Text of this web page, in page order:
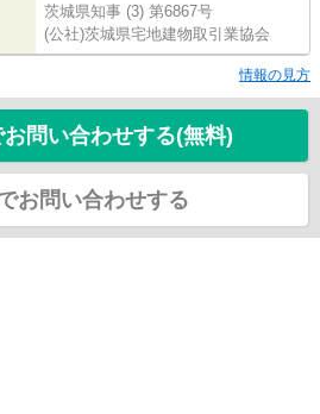
茨城県知事 (3) 第6867号
(公社)茨城県宅地建物取引業協会
情報の見方
問い合わせする(無料)
お問い合わせする